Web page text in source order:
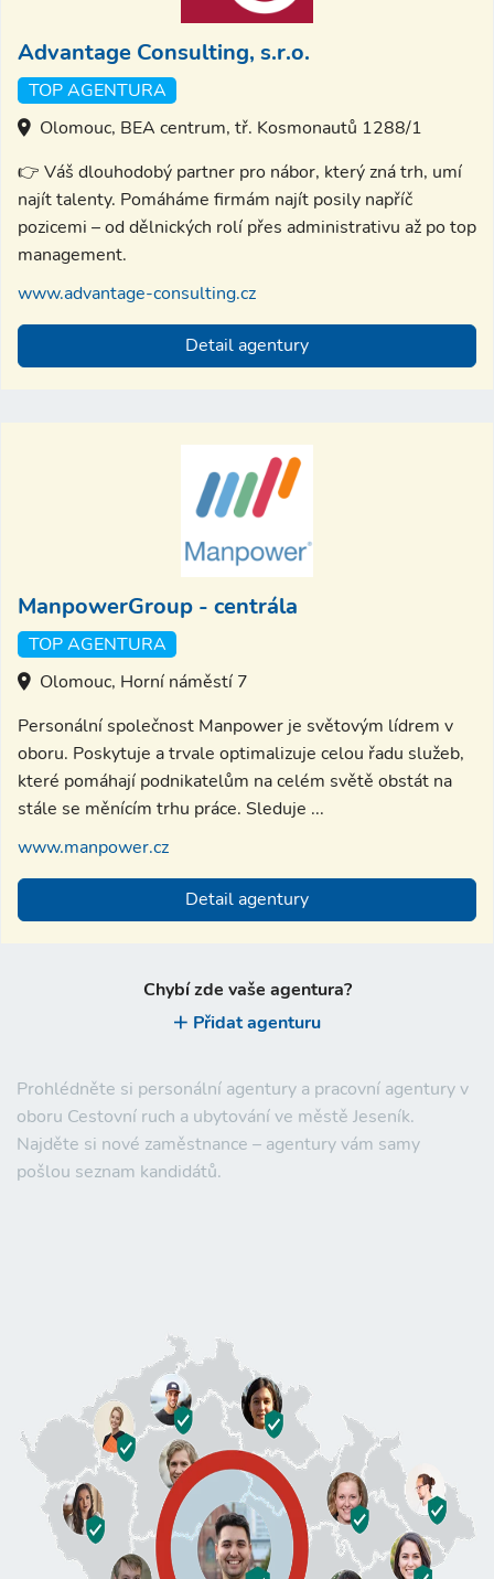
Prohlédněte si personální agentury a pracovní agentury v
oboru Cestovní ruch a ubytování ve městě Jeseník.
Najděte si nové zaměstnance – agentury vám samy
pošlou seznam kandidátů.
Advantage Consulting, s.r.o.
TOP AGENTURA
Olomouc, BEA centrum, tř. Kosmonautů 1288/1
👉 Váš dlouhodobý partner pro nábor, který zná trh, umí
najít talenty. Pomáháme firmám najít posily napříč
pozicemi – od dělnických rolí přes administrativu až po top
management.
www.advantage-consulting.cz
Detail agentury
ManpowerGroup - centrála
TOP AGENTURA
Olomouc, Horní náměstí 7
Personální společnost Manpower je světovým lídrem v
oboru. Poskytuje a trvale optimalizuje celou řadu služeb,
které pomáhají podnikatelům na celém světě obstát na
stále se měnícím trhu práce. Sleduje ...
www.manpower.cz
Detail agentury
Chybí zde vaše agentura?
Přidat agenturu